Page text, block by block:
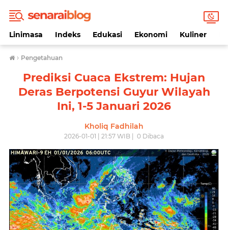
Linimasa Indeks Edukasi Ekonomi Kuliner
› Pengetahuan
Prediksi Cuaca Ekstrem: Hujan
Deras Berpotensi Guyur Wilayah
Ini, 1-5 Januari 2026
Kholiq Fadhilah
2026-01-01 | 21:57 WIB | 0 Dibaca